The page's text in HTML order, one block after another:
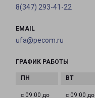
8(347) 293-41-22
EMAIL
ufa@pecom.ru
ГРАФИК РАБОТЫ
с 09:00 до
с 09:00 до